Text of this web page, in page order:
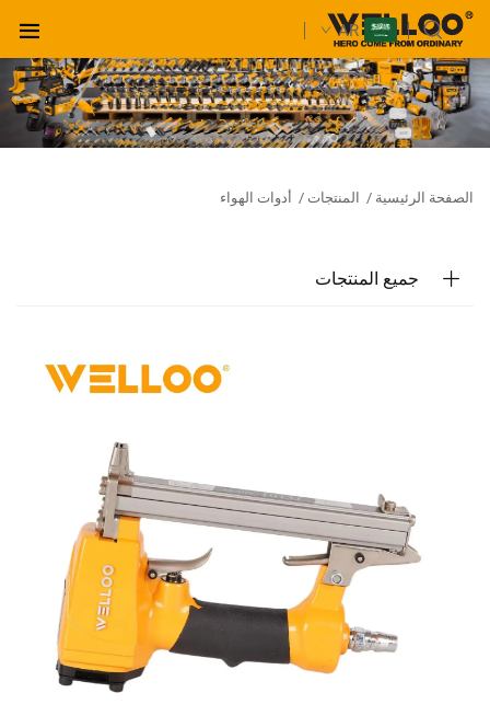
AR
الصفحة الرئيسية / المنتجات / أدوات الهواء
جميع المنتجات